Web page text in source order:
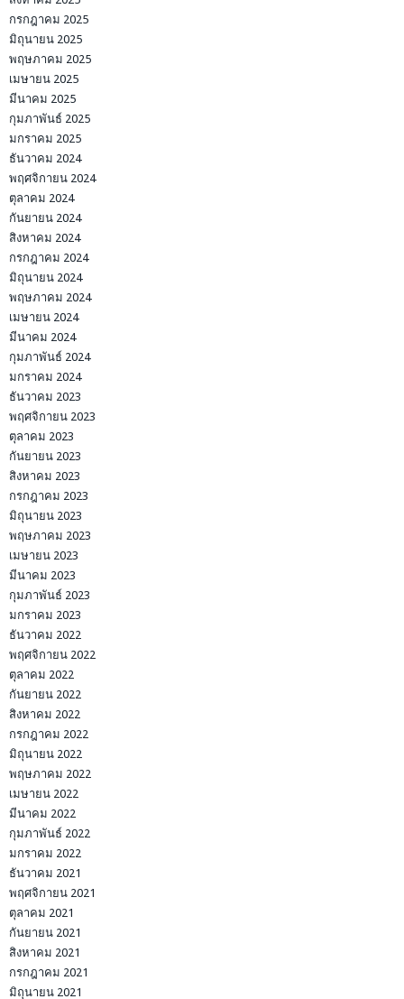
กรกฎาคม 2025
มิถุนายน 2025
พฤษภาคม 2025
เมษายน 2025
มีนาคม 2025
กุมภาพันธ์ 2025
มกราคม 2025
ธันวาคม 2024
พฤศจิกายน 2024
ตุลาคม 2024
กันยายน 2024
สิงหาคม 2024
กรกฎาคม 2024
มิถุนายน 2024
พฤษภาคม 2024
เมษายน 2024
มีนาคม 2024
กุมภาพันธ์ 2024
มกราคม 2024
ธันวาคม 2023
พฤศจิกายน 2023
ตุลาคม 2023
กันยายน 2023
สิงหาคม 2023
กรกฎาคม 2023
มิถุนายน 2023
พฤษภาคม 2023
เมษายน 2023
มีนาคม 2023
กุมภาพันธ์ 2023
มกราคม 2023
ธันวาคม 2022
พฤศจิกายน 2022
ตุลาคม 2022
กันยายน 2022
สิงหาคม 2022
กรกฎาคม 2022
มิถุนายน 2022
พฤษภาคม 2022
เมษายน 2022
มีนาคม 2022
กุมภาพันธ์ 2022
มกราคม 2022
ธันวาคม 2021
พฤศจิกายน 2021
ตุลาคม 2021
กันยายน 2021
สิงหาคม 2021
กรกฎาคม 2021
มิถุนายน 2021